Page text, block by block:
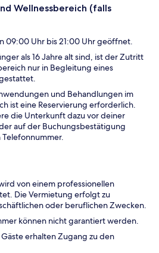
Wellnessbereich (falls
09:00 Uhr bis 21:00 Uhr geöffnet.
als 16 Jahre alt sind, ist der Zutritt
nur in Begleitung eines
und Behandlungen im
ist eine Reservierung erforderlich.
die Unterkunft dazu vor deiner
auf der Buchungsbestätigung
von einem professionellen
Die Vermietung erfolgt zu
oder beruflichen Zwecken.
können nicht garantiert werden.
erhalten Zugang zu den